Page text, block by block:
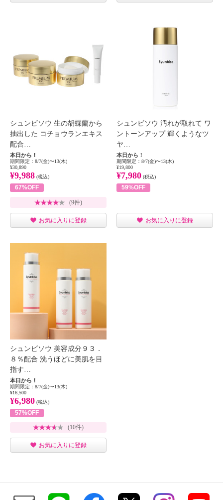
シュンビソウ 生の胡蝶蘭から
抽出した コチョウランエキス
配合…
本日から！
期間限定：8/7(金)〜13(木)
¥30,890
¥9,988 (税込)
67%OFF
(9件)
お気に入りに登録
シュンビソウ 汚れが取れて ワ
ントーンアップ 輝くようなツ
ヤ…
本日から！
期間限定：8/7(金)〜13(木)
¥19,800
¥7,980 (税込)
59%OFF
お気に入りに登録
シュンビソウ 美容成分９３．
８％配合 洗うほどに美肌を目
指す…
本日から！
期間限定：8/7(金)〜13(木)
¥16,500
¥6,980 (税込)
57%OFF
(10件)
お気に入りに登録